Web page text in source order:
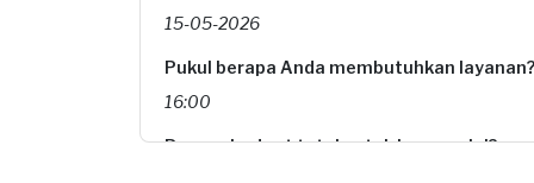
15-05-2026
Pukul berapa Anda membutuhkan layanan?
16:00
Berapa budget total untuk layanan ini?